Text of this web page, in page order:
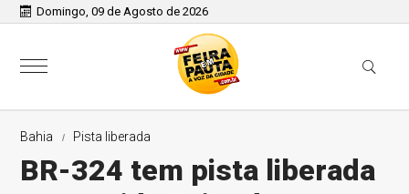
Domingo, 09 de Agosto de 2026
Bahia Pista liberada
BR-324 tem pista liberada